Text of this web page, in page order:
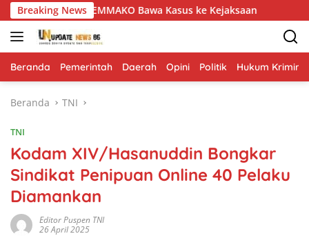
Langsung
ke
konten
Breaking News
Mansyur, GEMMAKO Bawa Kasus ke Kejaksaan
Beranda Pemerintah Daerah Opini Politik Hukum Kriminal
Beranda TNI
TNI
Kodam XIV/Hasanuddin Bongkar
Sindikat Penipuan Online 40 Pelaku
Diamankan
Editor Puspen TNI
26 April 2025